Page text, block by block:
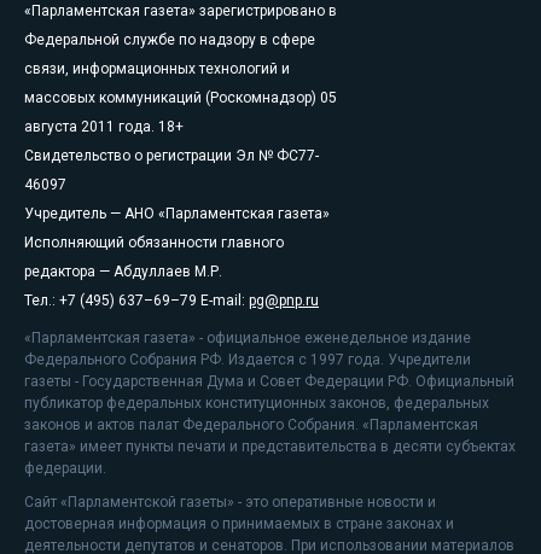
«Парламентская газета» зарегистрировано в
Федеральной службе по надзору в сфере
связи, информационных технологий и
массовых коммуникаций (Роскомнадзор) 05
августа 2011 года. 18+
Свидетельство о регистрации Эл № ФС77-
46097
Учредитель — АНО «Парламентская газета»
Исполняющий обязанности главного
редактора — Абдуллаев М.Р.
Тел.: +7 (495) 637–69–79 E-mail: pg@pnp.ru
«Парламентская газета» - официальное еженедельное издание
Федерального Собрания РФ. Издается с 1997 года. Учредители
газеты - Государственная Дума и Совет Федерации РФ. Официальный
публикатор федеральных конституционных законов, федеральных
законов и актов палат Федерального Собрания. «Парламентская
газета» имеет пункты печати и представительства в десяти субъектах
федерации.
Сайт «Парламентской газеты» - это оперативные новости и
достоверная информация о принимаемых в стране законах и
деятельности депутатов и сенаторов. При использовании материалов